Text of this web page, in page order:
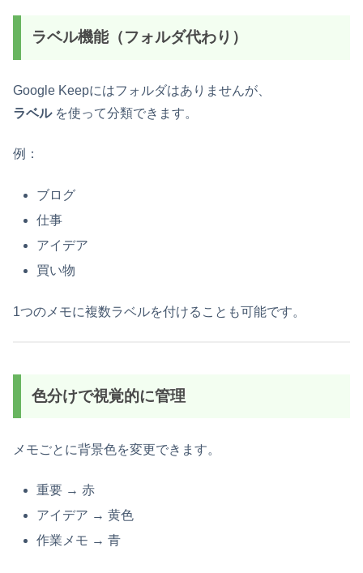
ラベル機能（フォルダ代わり）
Google Keepにはフォルダはありませんが、
ラベルを使って分類できます。
例：
ブログ
仕事
アイデア
買い物
1つのメモに複数ラベルを付けることも可能です。
色分けで視覚的に管理
メモごとに背景色を変更できます。
重要 → 赤
アイデア → 黄色
作業メモ → 青